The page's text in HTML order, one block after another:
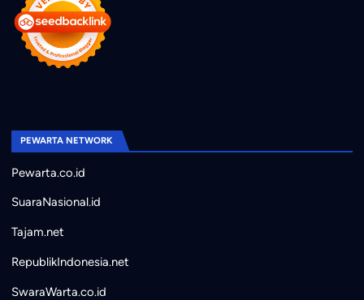
PEWARTA NETWORK
Pewarta.co.id
SuaraNasional.id
Tajam.net
RepublikIndonesia.net
SwaraWarta.co.id